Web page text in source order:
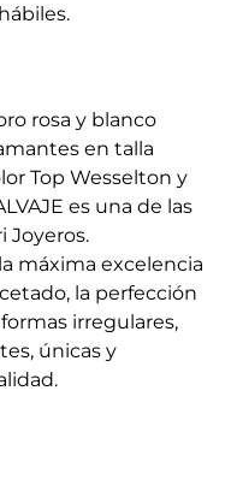
rosa y blanco
en talla
Top Wesselton y
es una de las
Joyeros.
máxima excelencia
la perfección
irregulares,
únicas y